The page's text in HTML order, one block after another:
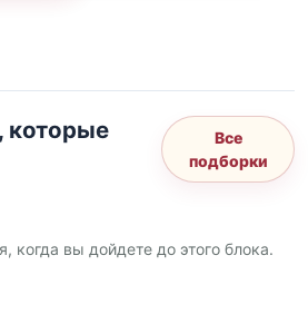
которые
Все
подборки
когда вы дойдете до этого блока.